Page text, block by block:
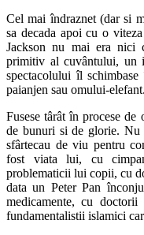
Cel mai îndraznet (dar si
sa decada apoi cu o
Jackson nu mai era nici
primitiv al cuvântului, un
spectacolului îl
paianjen sau omului-elefant.
Fusese târât în procese de
de bunuri si de glorie. Nu
sfârtecau de viu pentru
fost viata lui, cu
problematicii lui copii, cu
data un Peter Pan
medicamente, cu
fundamentalistii islamici